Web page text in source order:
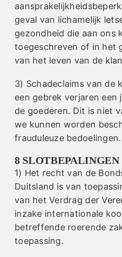
geval van lichamelijk
gezondheid die aan ons
toegeschreven of in het
van het leven van de
3) Schadeclaims van de
een gebrek verjaren een
de goederen. Dit is niet
we kunnen worden
frauduleuze bedoelingen.
8 SLOTBEPALINGEN
1) Het recht van de
Duitsland is van
van het Verdrag der
inzake internationale
betreffende roerende
toepassing.